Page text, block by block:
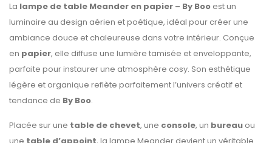
La lampe de table Meander en papier – By Boo est un
luminaire au design aérien et poétique, idéal pour créer une
ambiance douce et chaleureuse dans votre intérieur. Conçue
en papier, elle diffuse une lumière tamisée et enveloppante,
parfaite pour instaurer une atmosphère cosy. Son esthétique
légère et organique reflète parfaitement l’univers créatif et
tendance de By Boo.
Placée sur une table de chevet, une console, un bureau ou